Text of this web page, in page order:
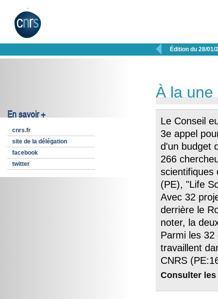
 Édition du 28/01/
En savoir +
cnrs.fr
site de la délégation
facebook
twitter
À la une
Le Conseil
3e appel
d'un budget
266
scientifiques
(PE), "Life
Avec 32
derrière le
noter, la
Parmi les
travaillent
CNRS
Consulter